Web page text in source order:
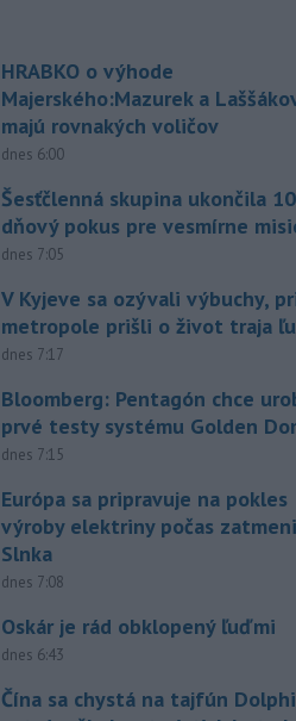
HRABKO o výhode
Majerského:Mazurek a
majú rovnakých voličov
dnes 6:00
Šesťčlenná skupina ukončila
dňový pokus pre vesmírne
dnes 7:05
V Kyjeve sa ozývali výbuchy,
metropole prišli o život traja
dnes 7:17
Bloomberg: Pentagón chce
prvé testy systému Golden
dnes 7:15
Európa sa pripravuje na pokles
výroby elektriny počas
Slnka
dnes 7:08
Oskár je rád obklopený ľuďmi
dnes 6:43
Čína sa chystá na tajfún